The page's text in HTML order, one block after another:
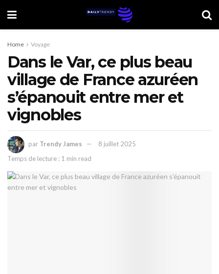
Home Voyage
Dans le Var, ce plus beau
village de France azuréen
s’épanouit entre mer et
vignobles
par Trendy James
8 juillet 2025
Temps de lecture : 1 min read